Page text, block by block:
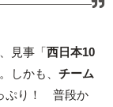
見事「西日本10
しかも、 チーム
ぷり！ 普段か